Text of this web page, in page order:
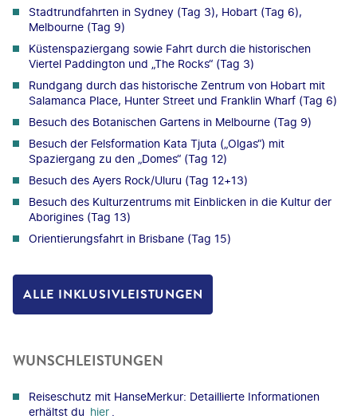
Stadtrundfahrten in Sydney (Tag 3), Hobart (Tag 6),
Melbourne (Tag 9)
Küstenspaziergang sowie Fahrt durch die historischen
Viertel Paddington und „The Rocks“ (Tag 3)
Rundgang durch das historische Zentrum von Hobart mit
Salamanca Place, Hunter Street und Franklin Wharf (Tag 6)
Besuch des Botanischen Gartens in Melbourne (Tag 9)
Besuch der Felsformation Kata Tjuta („Olgas“) mit
Spaziergang zu den „Domes“ (Tag 12)
Besuch des Ayers Rock/Uluru (Tag 12+13)
Besuch des Kulturzentrums mit Einblicken in die Kultur der
Aborigines (Tag 13)
Orientierungsfahrt in Brisbane (Tag 15)
ALLE INKLUSIVLEISTUNGEN
WUNSCHLEISTUNGEN
Reiseschutz mit HanseMerkur: Detaillierte Informationen
erhältst du hier